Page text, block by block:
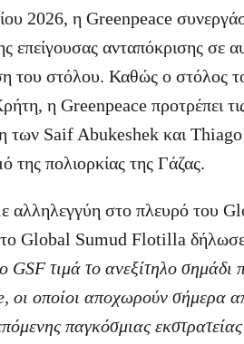
2026, η Greenpeace
επείγουσας ανταπόκρισης σε
του στόλου. Καθώς ο στόλος
η Greenpeace προτρέπει
των Saif Abukeshek και
της πολιορκίας της Γάζας.
αλληλεγγύη στο πλευρό του
το Global Sumud Flotilla
GSF τιμά το ανεξίτηλο
οποίοι αποχωρούν σήμερα
παγκόσμιας